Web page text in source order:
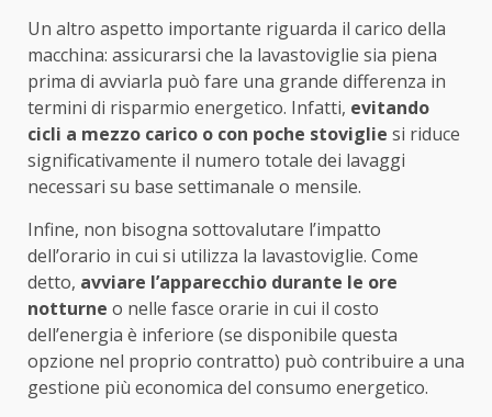
Un altro aspetto importante riguarda il carico della
macchina: assicurarsi che la lavastoviglie sia piena
prima di avviarla può fare una grande differenza in
termini di risparmio energetico. Infatti, evitando
cicli a mezzo carico o con poche stoviglie si riduce
significativamente il numero totale dei lavaggi
necessari su base settimanale o mensile.
Infine, non bisogna sottovalutare l’impatto
dell’orario in cui si utilizza la lavastoviglie. Come
detto, avviare l’apparecchio durante le ore
notturne o nelle fasce orarie in cui il costo
dell’energia è inferiore (se disponibile questa
opzione nel proprio contratto) può contribuire a una
gestione più economica del consumo energetico.